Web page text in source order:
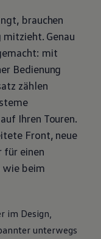
brauchen
mitzieht. Genau
mit
Bedienung
zählen
Ihren Touren.
Front, neue
für einen
beim
im Design,
unterwegs